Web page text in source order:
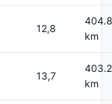
12,8
km
13,7
km